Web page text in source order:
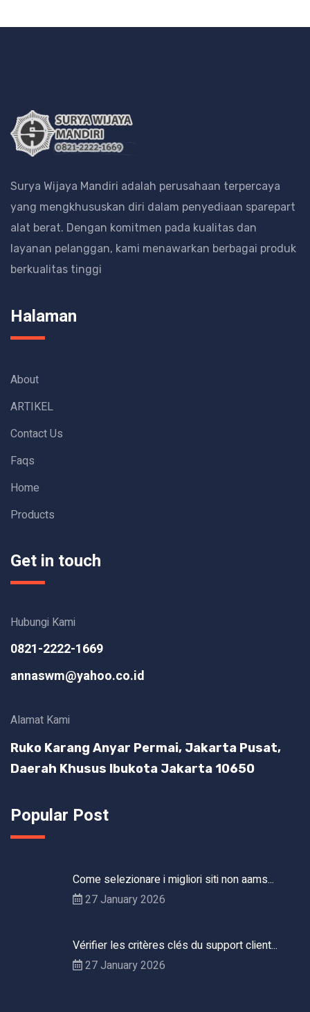
Surya Wijaya Mandiri adalah perusahaan terpercaya
yang mengkhususkan diri dalam penyediaan sparepart
alat berat. Dengan komitmen pada kualitas dan
layanan pelanggan, kami menawarkan berbagai produk
berkualitas tinggi
Halaman
About
ARTIKEL
Contact Us
Faqs
Home
Products
Get in touch
Hubungi Kami
0821-2222-1669
annaswm@yahoo.co.id
Alamat Kami
Ruko Karang Anyar Permai, Jakarta Pusat,
Daerah Khusus Ibukota Jakarta 10650
Popular Post
Come selezionare i migliori siti non aams...
27 January 2026
Vérifier les critères clés du support client...
27 January 2026